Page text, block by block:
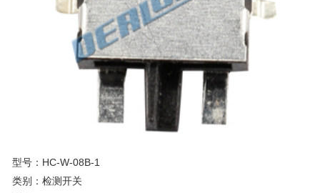
型号：HC-W-08B-1
类别：检测开关